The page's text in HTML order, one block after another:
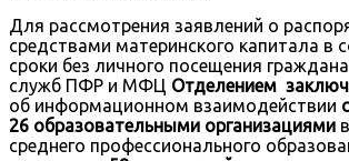
Для рассмотрения заявлений о
средствами материнского капитала в
сроки без личного посещения
служб ПФР и МФЦ Отделением
об информационном взаимодействии
26 образовательными организациями
среднего профессионального